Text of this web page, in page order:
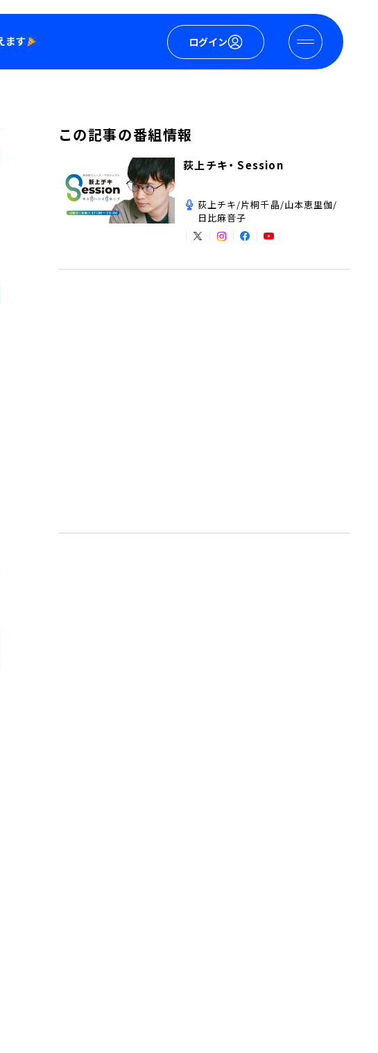
ログイン
この記事の番組情報
荻上チキ・ Session
荻上チキ/片桐千晶/山本恵里伽/
日比麻音子